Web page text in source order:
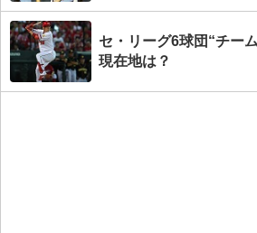
セ・リーグ6球団“チー
現在地は？